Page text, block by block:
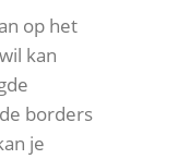
op het
kan
borders
je